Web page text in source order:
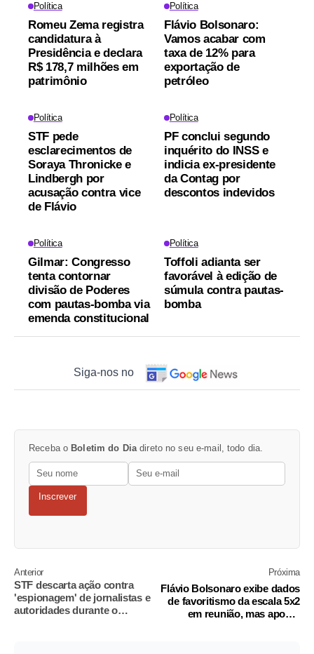
Política
Romeu Zema registra
candidatura à
Presidência e declara
R$ 178,7 milhões em
patrimônio
Política
Flávio Bolsonaro:
Vamos acabar com
taxa de 12% para
exportação de
petróleo
Política
STF pede
esclarecimentos de
Soraya Thronicke e
Lindbergh por
acusação contra vice
de Flávio
Política
PF conclui segundo
inquérito do INSS e
indicia ex-presidente
da Contag por
descontos indevidos
Política
Gilmar: Congresso
tenta contornar
divisão de Poderes
com pautas-bomba via
emenda constitucional
Política
Toffoli adianta ser
favorável à edição de
súmula contra pautas-
bomba
Siga-nos no
Receba o Boletim do Diadireto no seu e-mail, todo dia.
Inscrever
Anterior
STF descarta ação contra
'espionagem' de jornalistas e
autoridades durante o
Próxima
Flávio Bolsonaro exibe dados
de favoritismo da escala 5x2
em reunião, mas aponta